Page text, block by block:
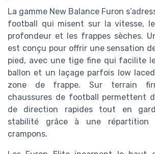
La gamme New Balance Furon
football qui misent sur la vitesse,
profondeur et les frappes sèches.
est conçu pour offrir une sensation
pied, avec une tige fine qui facilite
ballon et un laçage parfois low
zone de frappe. Sur terrain
chaussures de football permettent
de direction rapides tout en
stabilité grâce à une répartition
crampons.